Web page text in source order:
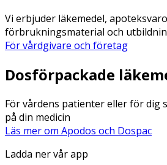
Vi erbjuder läkemedel,
förbrukningsmaterial och
För vårdgivare och företag
Dosförpackade
För vårdens patienter eller för dig
på din medicin
Läs mer om Apodos och Dospac
Ladda ner vår app